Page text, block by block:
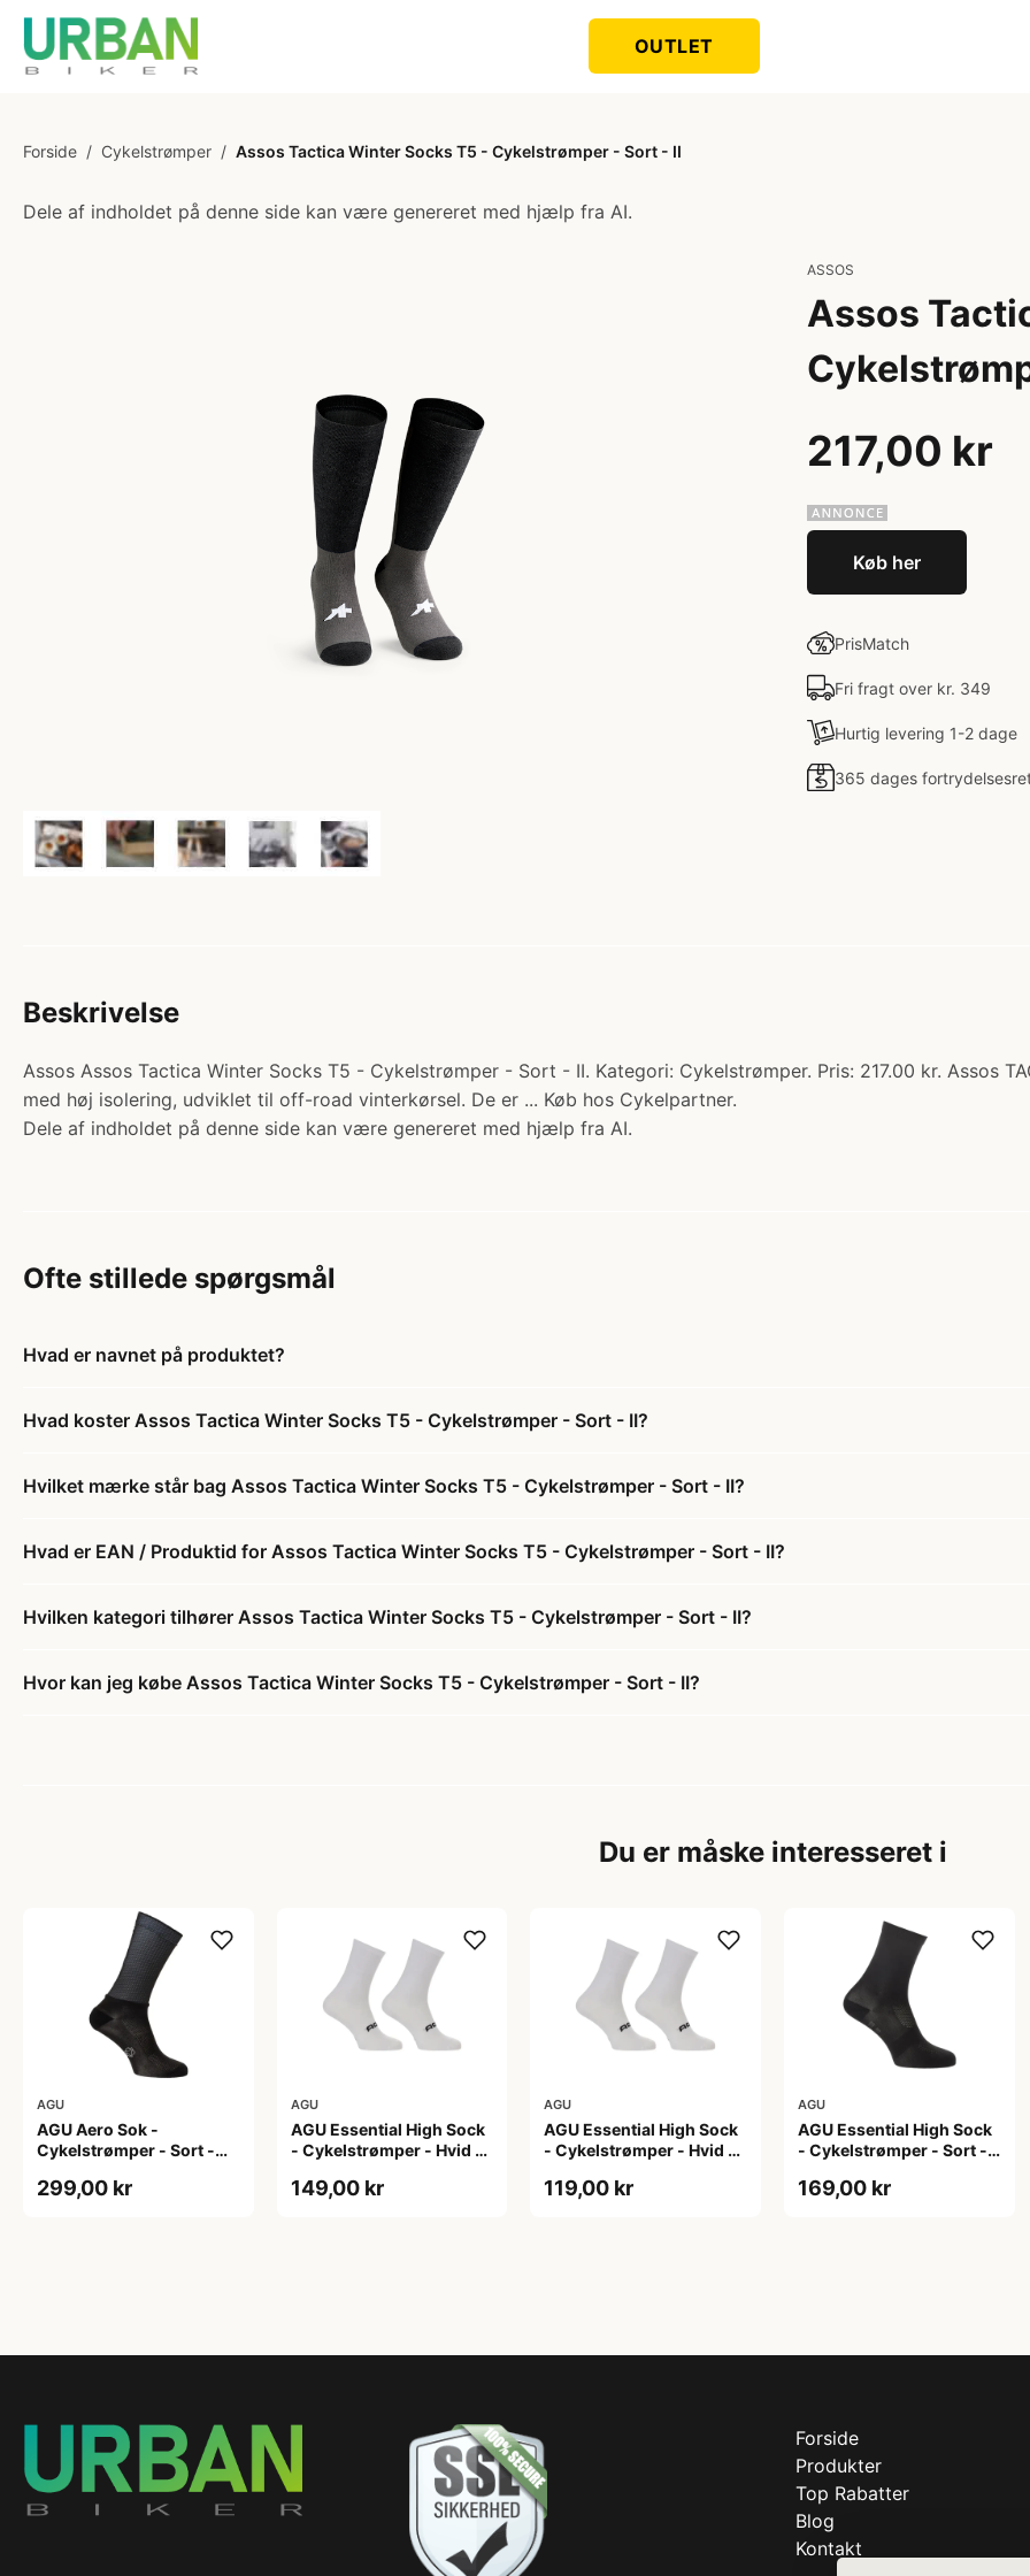
OUTLET
Forside / Cykelstrømper / Assos Tactica Winter Socks T5 - Cykelstrømper - Sort - II
Dele af indholdet på denne side kan være genereret med hjælp fra AI.
ASSOS
Assos
217,00 kr
Køb her
PrisMatch
Fri fragt over kr. 349
Hurtig levering 1-2 dage
365 dages
Beskrivelse
Assos Assos Tactica Winter Socks T5 - Cykelstrømper - Sort - II. Kategori: Cykelstrømper. Pris: 217.00 kr. Assos
med høj isolering, udviklet til off-road vinterkørsel. De er ... Køb hos Cykelpartner.
Dele af indholdet på denne side kan være genereret med hjælp fra AI.
Ofte stillede spørgsmål
Hvad er navnet på produktet?
Hvad koster Assos Tactica Winter Socks T5 - Cykelstrømper - Sort - II?
Hvilket mærke står bag Assos Tactica Winter Socks T5 - Cykelstrømper - Sort - II?
Hvad er EAN / Produktid for Assos Tactica Winter Socks T5 - Cykelstrømper - Sort - II?
Hvilken kategori tilhører Assos Tactica Winter Socks T5 - Cykelstrømper - Sort - II?
Hvor kan jeg købe Assos Tactica Winter Socks T5 - Cykelstrømper - Sort - II?
Du er måske interesseret i
AGU
AGU Aero Sok -
Cykelstrømper - Sort -
299,00 kr
AGU
AGU Essential High Sock
- Cykelstrømper - Hvid -
149,00 kr
AGU
AGU Essential High Sock
- Cykelstrømper - Hvid -
119,00 kr
AGU
AGU Essential High Sock
- Cykelstrømper - Sort -
169,00 kr
Forside
Produkter
Top Rabatter
Blog
Kontakt